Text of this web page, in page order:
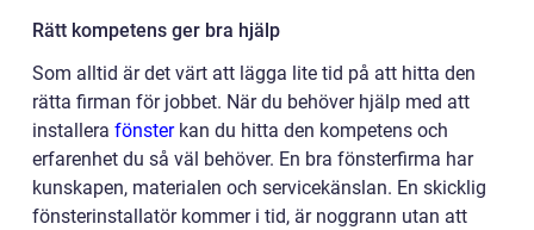
Rätt kompetens ger bra hjälp
Som alltid är det värt att lägga lite tid på att hitta den
rätta firman för jobbet. När du behöver hjälp med att
installera fönsterkan du hitta den kompetens och
erfarenhet du så väl behöver. En bra fönsterfirma har
kunskapen, materialen och servicekänslan. En skicklig
fönsterinstallatör kommer i tid, är noggrann utan att